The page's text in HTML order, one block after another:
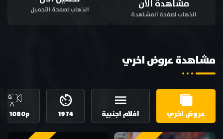
مشاهدة الان
الذهاب لصفحة المشاهدة
الذهاب لصفحة التحميل
مشاهدة عروض اخري
عروض اخري افلام اجنبية 1974
1080p